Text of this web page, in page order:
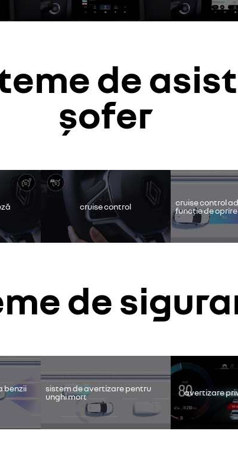
de
șofer
continui fără să accept accept
cruise control
cruise control
funcție de
de
accept
benzii
sistem de avertizare pentru
unghi mort
avertizare